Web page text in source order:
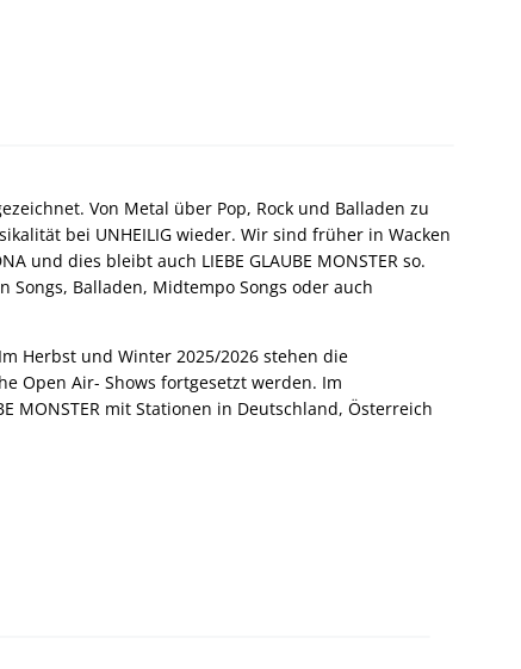
Von Metal über Pop, Rock und Balladen zu
bei UNHEILIG wieder. Wir sind früher in Wacken
und dies bleibt auch LIEBE GLAUBE MONSTER so.
Balladen, Midtempo Songs oder auch
Herbst und Winter 2025/2026 stehen die
Open Air- Shows fortgesetzt werden. Im
MONSTER mit Stationen in Deutschland, Österreich